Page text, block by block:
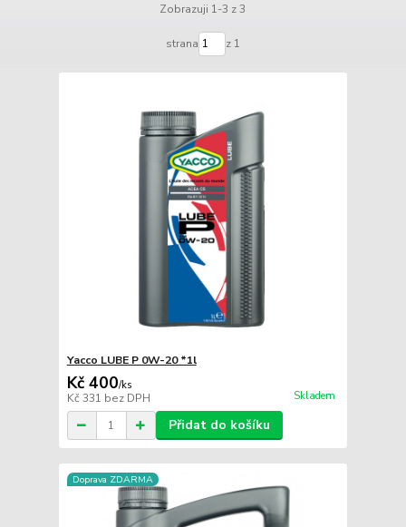
Zobrazuji 1-3 z 3
strana z 1
Yacco LUBE P 0W-20 *1l
Kč 400/ks
Kč 331 bez DPH Skladem
Přidat do košíku
Doprava ZDARMA